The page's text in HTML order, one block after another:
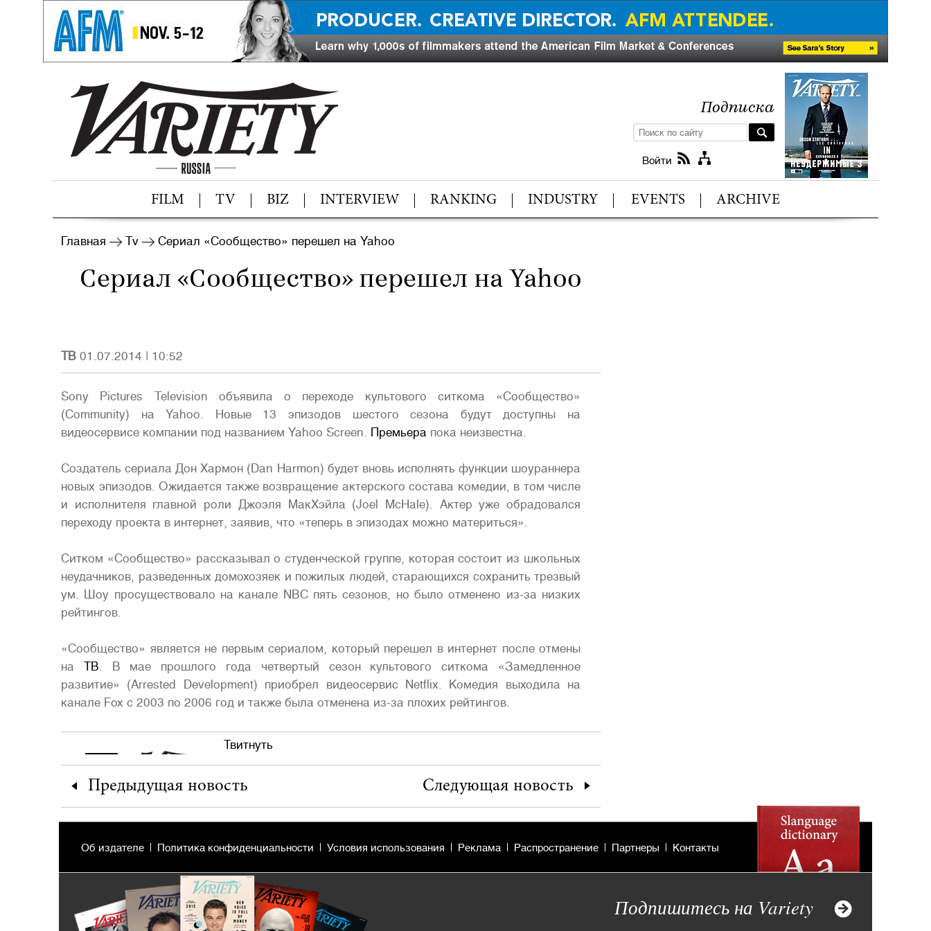
Подписка
Войти
FILM TV BIZ INTERVIEW RANKING INDUSTRY EVENTS ARCHIVE
Главная Tv Сериал «Сообщество» перешел на Yahoo
Сериал «Сообщество» перешел на Yahoo
ТВ 01.07.2014 10:52
Sony Pictures Television объявила о переходе культового ситкома «Сообщество»
(Community) на Yahoo. Новые 13 эпизодов шестого сезона будут доступны на
видеосервисе компании под названием Yahoo Screen. Премьера пока неизвестна.
Создатель сериала Дон Хармон (Dan Harmon) будет вновь исполнять функции шоураннера
новых эпизодов. Ожидается также возвращение актерского состава комедии, в том числе
и исполнителя главной роли Джоэля МакХэйла (Joel McHale). Актер уже обрадовался
переходу проекта в интернет, заявив, что «теперь в эпизодах можно материться».
Ситком «Сообщество» рассказывал о студенческой группе, которая состоит из школьных
неудачников, разведенных домохозяек и пожилых людей, старающихся сохранить трезвый
ум. Шоу просуществовало на канале NBC пять сезонов, но было отменено из-за низких
рейтингов.
«Сообщество» является не первым сериалом, который перешел в интернет после отмены
на ТВ. В мае прошлого года четвертый сезон культового ситкома «Замедленное
развитие» (Arrested Development) приобрел видеосервис Netflix. Комедия выходила на
канале Fox с 2003 по 2006 год и также была отменена из-за плохих рейтингов.
Твитнуть
Предыдущая новость Следующая новость
Об издателе Политика конфиденциальности Условия использования Реклама Распространение Партнеры Контакты
Подпишитесь на Variety